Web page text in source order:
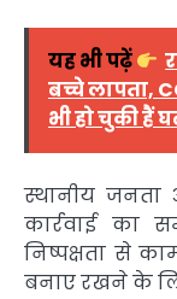
यह भी पढ़ें
बच्चे लापता,
भी हो चुकी हैं
स्थानीय जनता
कार्रवाई का
निष्पक्षता से
बनाए रखने के